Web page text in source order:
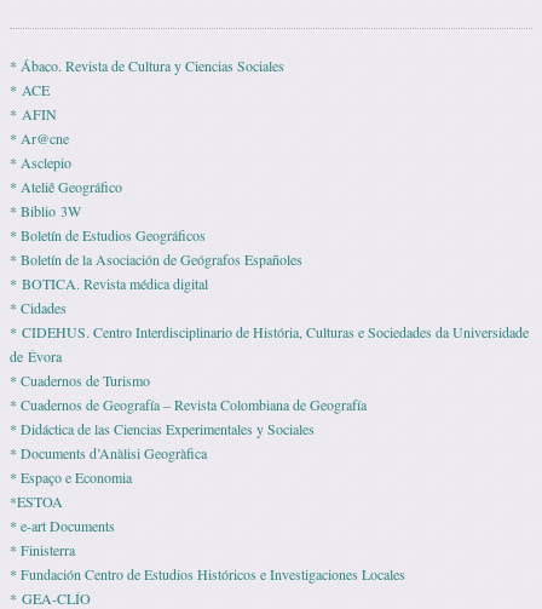
* Ábaco. Revista de Cultura y Ciencias Sociales
* ACE
* AFIN
* Ar@cne
* Asclepio
* Ateliê Geográfico
* Biblio 3W
* Boletín de Estudios Geográficos
* Boletín de la Asociación de Geógrafos Españoles
* BOTICA. Revista médica digital
* Cidades
* CIDEHUS. Centro Interdisciplinario de História, Culturas e Sociedades da Universidade
de Évora
* Cuadernos de Turismo
* Cuadernos de Geografía – Revista Colombiana de Geografía
* Didáctica de las Ciencias Experimentales y Sociales
* Documents d’Anàlisi Geogràfica
* Espaço e Economia
*ESTOA
* e-art Documents
* Finisterra
* Fundación Centro de Estudios Históricos e Investigaciones Locales
* GEA-CLÍO